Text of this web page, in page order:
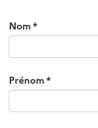
Nom
Prénom